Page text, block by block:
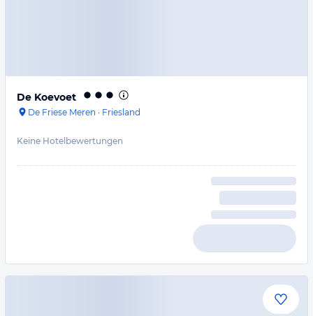
De Koevoet
De Friese Meren · Friesland
Keine Hotelbewertungen